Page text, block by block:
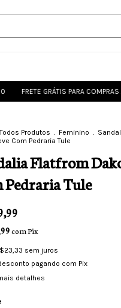
GRÁTIS PARA COMPRAS ACIMA
Todos Produtos . Feminino .
Com Pedraria Tule
Flatfrom
Pedraria Tule
comPix
sem juros
pagando com Pix
detalhes